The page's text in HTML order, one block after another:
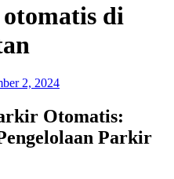
di
2, 2024
Otomatis:
Parkir